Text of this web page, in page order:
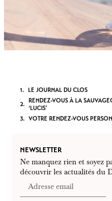
LE JOURNAL DU CLOS
RENDEZ-VOUS À LA
‘LUCIS’
VOTRE RENDEZ-VOUS
NEWSLETTER
Ne manquez rien et soyez
découvrir les actualités du